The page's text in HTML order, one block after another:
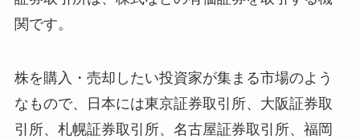
関です。
株を購入・売却したい投資家が集まる市場のよう
なもので、日本には東京証券取引所、大阪証券取
引所、札幌証券取引所、名古屋証券取引所、福岡